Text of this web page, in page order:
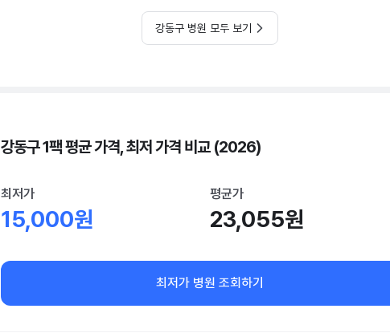
강동구 병원 모두 보기
강동구 1팩 평균 가격, 최저 가격 비교 (2026)
최저가
15,000원
평균가
23,055원
최저가 병원 조회하기